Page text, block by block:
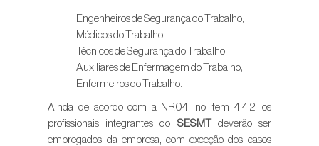
Engenheiros de Segurança do Trabalho;
Médicos do Trabalho;
Técnicos de Segurança do Trabalho;
Auxiliares de Enfermagem do Trabalho;
Enfermeiros do Trabalho.
Ainda de acordo com a NR04, no item 4.4.2, os
profissionais integrantes do SESMTdeverão ser
empregados da empresa, com exceção dos casos